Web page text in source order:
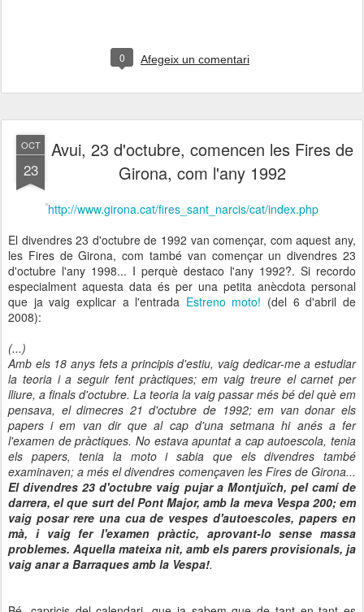
0 Afegeix un comentari
OCT
23
Avui, 23 d'octubre, comencen les Fires de
Girona, com l'any 1992
http://www.girona.cat/fires_sant_narcis/cat/index.php
El divendres 23 d'octubre de 1992 van començar, com aquest any,
les Fires de Girona, com també van començar un divendres 23
d'octubre l'any 1998... I perquè destaco l'any 1992?. Si recordo
especialment aquesta data és per una petita anècdota personal
que ja vaig explicar a l'entrada Estreno moto! (del 6 d'abril de
2008):
(...)
Amb els 18 anys fets a principis d'estiu, vaig dedicar-me a estudiar
la teoria i a seguir fent pràctiques; em vaig treure el carnet per
lliure, a finals d'octubre. La teoria la vaig passar més bé del què em
pensava, el dimecres 21 d'octubre de 1992; em van donar els
papers i em van dir que al cap d'una setmana hi anés a fer
l'examen de pràctiques. No estava apuntat a cap autoescola, tenia
els papers, tenia la moto i sabia que els divendres també
examinaven; a més el divendres començaven les Fires de Girona...
El divendres 23 d'octubre vaig pujar a Montjuïch, pel camí de
darrera, el que surt del Pont Major, amb la meva Vespa 200; em
vaig posar rere una cua de vespes d'autoescoles, papers en
mà, i vaig fer l'examen pràctic, aprovant-lo sense massa
problemes. Aquella mateixa nit, amb els parers provisionals, ja
vaig anar a Barraques amb la Vespa!.